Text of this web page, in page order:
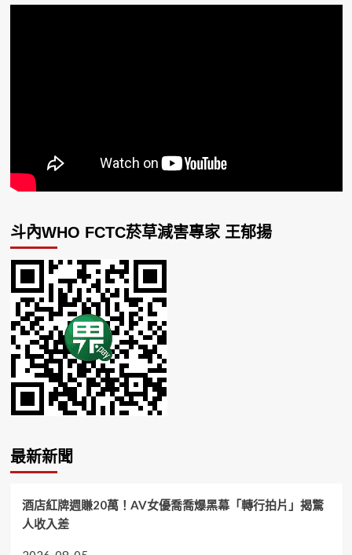
斗內WHO FCTC菸草減害專家 王郁揚
最新新聞
酒店紅牌週賺20萬！AV女優喬喬爆黑幕「轉行拍片」揭驚
人收入差